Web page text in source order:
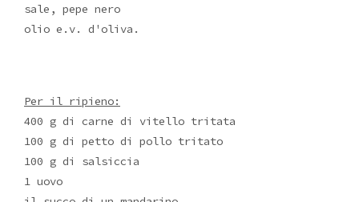
sale, pepe nero
olio e.v. d'oliva.
Per il ripieno:
400 g di carne di vitello tritata
100 g di petto di pollo tritato
100 g di salsiccia
1 uovo